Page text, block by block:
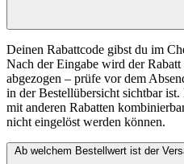
Deinen Rabattcode gibst du im
Nach der Eingabe wird der
abgezogen – prüfe vor dem
in der Bestellübersicht sichtbar
mit anderen Rabatten
nicht eingelöst werden können.
Ab welchem Bestellwert ist der